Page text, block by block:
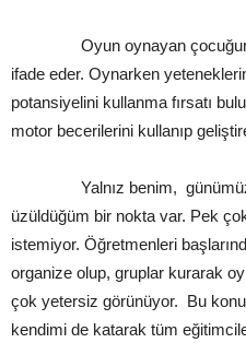
Oyun oynayan
ifade eder. Oynarken
potansiyelini kullanma fırsatı
motor becerilerini kullanıp
Yalnız benim, günümüz
üzüldüğüm bir nokta var. Pek
istemiyor. Öğretmenleri
organize olup, gruplar kurarak
çok yetersiz görünüyor. Bu
kendimi de katarak tüm